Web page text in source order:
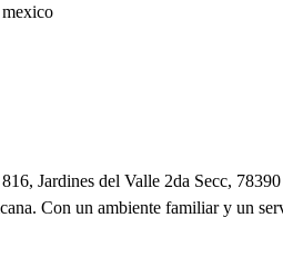
mexico
Jardines del Valle 2da Secc,
Con un ambiente familiar y un